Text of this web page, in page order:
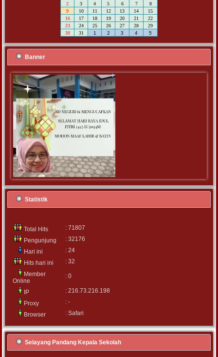
2
3 4 5 6 7
8
9
10 11 12 13 14
15
16
17 18 19 20 21
22
23
24 25 26 27 28
29
30
31 1 2 3 4 5
Banner
Statistik
Total Hits
: 71807
Pengunjung
: 32176
Hari ini
: 24
Hits hari ini
: 32
Member
Online
: 0
IP
: 216.73.216.198
Proxy
: -
Browser
: Safari
Selayang Pandang Kepala Sekolah